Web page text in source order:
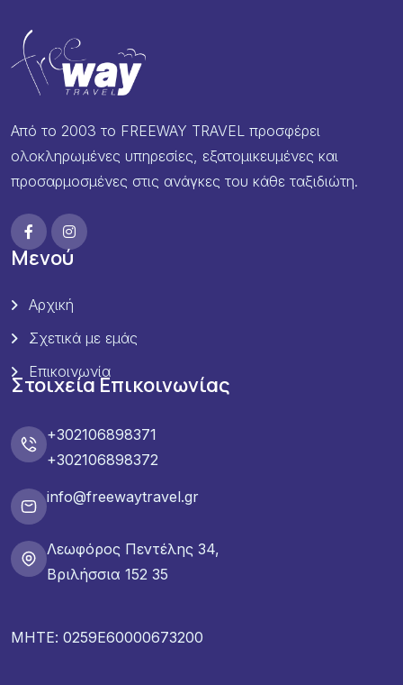
Από το 2003 το FREEWAY TRAVEL προσφέρει
ολοκληρωμένες υπηρεσίες, εξατομικευμένες και
προσαρμοσμένες στις ανάγκες του κάθε ταξιδιώτη.
Μενού
Αρχική
Σχετικά με εμάς
Επικοινωνία
Στοιχεία Επικοινωνίας
+302106898371
+302106898372
info@freewaytravel.gr
Λεωφόρος Πεντέλης 34,
Βριλήσσια 152 35
ΜΗΤΕ: 0259E60000673200